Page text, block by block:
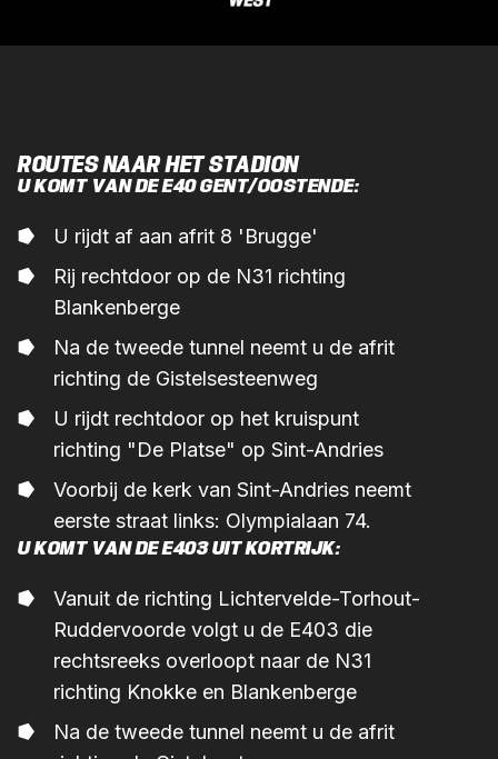
ROUTES NAAR HET STADION
U KOMT VAN DE E40 GENT/OOSTENDE:
U rijdt af aan afrit 8 'Brugge'
Rij rechtdoor op de N31 richting
Blankenberge
Na de tweede tunnel neemt u de afrit
richting de Gistelsesteenweg
U rijdt rechtdoor op het kruispunt
richting "De Platse" op Sint-Andries
Voorbij de kerk van Sint-Andries neemt
eerste straat links: Olympialaan 74.
U KOMT VAN DE E403 UIT KORTRIJK:
Vanuit de richting Lichtervelde-Torhout-
Ruddervoorde volgt u de E403 die
rechtsreeks overloopt naar de N31
richting Knokke en Blankenberge
Na de tweede tunnel neemt u de afrit